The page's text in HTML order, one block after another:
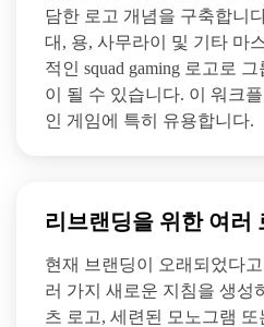
담한 로고 개념을 구축합니
대, 용, 사무라이 및 기타 마
적인 squad gaming 로고로
이 될 수 있습니다. 이 워크
인 게임에 특히 유용합니다.
리브랜딩을 위한 여러
현재 브랜딩이 오래되었다
러 가지 새로운 지침을 생성
츠 로고, 세련된 모노그램 또